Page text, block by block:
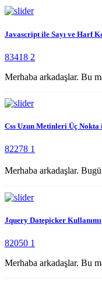
Javascript ile Sayı ve Harf
83418 2
Merhaba arkadaşlar. Bu
Css Uzun Metinleri Üç Nokta
82278 1
Merhaba arkadaşlar.
Jquery Datepicker Kullanımı
82050 1
Merhaba arkadaşlar. Bu